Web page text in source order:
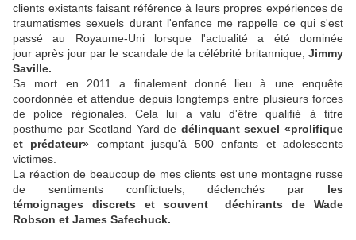
clients existants faisant référence à leurs propres expériences de
traumatismes sexuels durant l'enfance me rappelle ce qui s'est
passé au Royaume-Uni lorsque l'actualité a été dominée
jour après jour par le scandale de la célébrité britannique, Jimmy
Saville.
Sa mort en 2011 a finalement donné lieu à une enquête
coordonnée et attendue depuis longtemps entre plusieurs forces
de police régionales. Cela lui a valu d'être qualifié à titre
posthume par Scotland Yard de délinquant sexuel «prolifique
et prédateur» comptant jusqu'à 500 enfants et adolescents
victimes.
La réaction de beaucoup de mes clients est une montagne russe
de sentiments conflictuels, déclenchés par les
témoignages discrets et souvent déchirants de Wade
Robson et James Safechuck.